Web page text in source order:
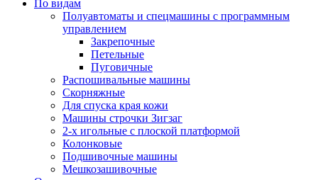
По видам
Полуавтоматы и спецмашины с программным
управлением
Закрепочные
Петельные
Пуговичные
Распошивальные машины
Скорняжные
Для спуска края кожи
Машины строчки Зигзаг
2-х игольные с плоской платформой
Колонковые
Подшивочные машины
Мешкозашивочные